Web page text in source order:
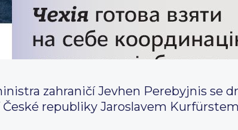
zahraničí Jevhen Perebyjnis se
republiky Jaroslavem